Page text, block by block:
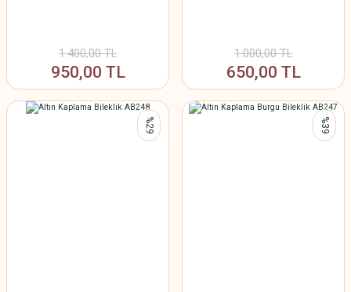
1.400,00 TL
950,00 TL
1.000,00 TL
650,00 TL
%29 %39